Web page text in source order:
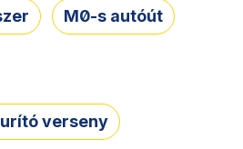
M0-s autóút
verseny